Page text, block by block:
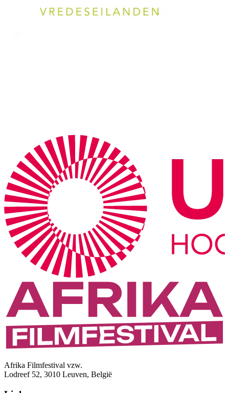
Afrika Filmfestival vzw.
Lodreef 52, 3010 Leuven, België